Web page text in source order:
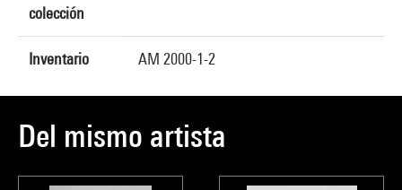
colección
Inventario AM 2000-1-2
Del mismo artista